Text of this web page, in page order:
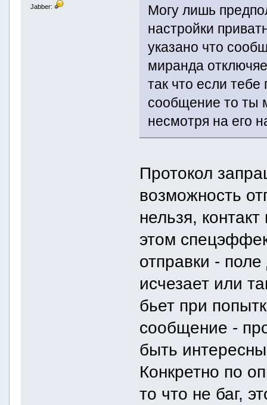
Jabber:
Могу лишь
настройки
указано что
миранда
так что если
сообщение то ты
несмотря на его
Протокол
возможность
нельзя,
этом
отправки -
исчезает или
бьет при
сообщение -
быть
Конкретно по
то что не баг,